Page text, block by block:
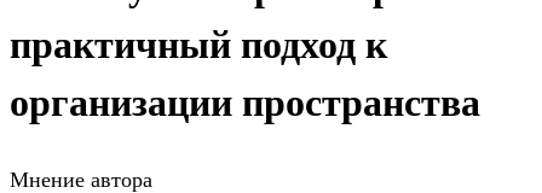
практичный подход к
организации пространства
Мнение автора